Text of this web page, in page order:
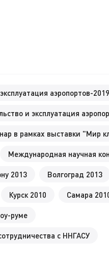
аэропортов-2019
и эксплуатация
в рамках выставки "Мир
Международная научная
2013 Волгоград 2013
Курск 2010 Самара
руме
с ННГАСУ